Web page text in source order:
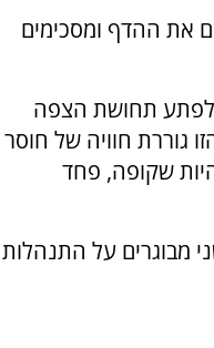
את ההדף ומסכימים
לפתע תחושת הצפה
חוויה של חוסר
שקופה, פחד
מבוגרים על התנהלות